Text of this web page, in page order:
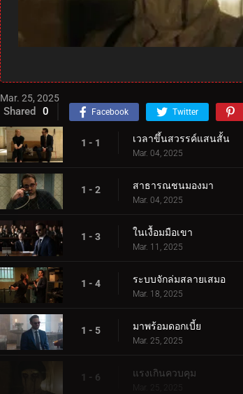
Mar. 25, 2025
Shared 0 Facebook Twitter
1 - 1 เวลาขึ้นสวรรค์แสนสั้น
Mar. 04, 2025
1 - 2 สาธารณชนมองมา
Mar. 04, 2025
1 - 3 ในเงื้อมมือเขา
Mar. 11, 2025
1 - 4 ระบบจักล่มสลายเสมอ
Mar. 18, 2025
1 - 5 มาพร้อมดอกเบี้ย
Mar. 25, 2025
1 - 6 แรงเกินควบคุม
Mar. 25, 2025